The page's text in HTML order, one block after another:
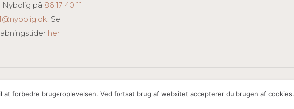
på 86 17 40 11
. Se
her
at forbedre brugeroplevelsen. Ved fortsat brug af websitet accepterer du brugen af cookies.